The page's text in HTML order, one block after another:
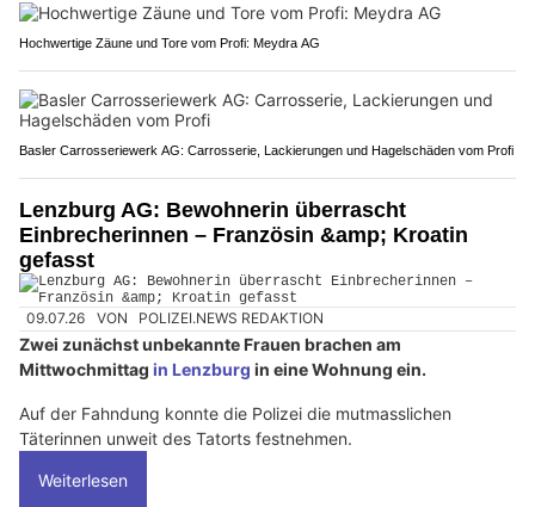
Hochwertige Zäune und Tore vom Profi: Meydra AG
Basler Carrosseriewerk AG: Carrosserie, Lackierungen und Hagelschäden vom Profi
Lenzburg AG: Bewohnerin überrascht
Einbrecherinnen – Französin &amp; Kroatin
gefasst
09.07.26 VON POLIZEI.NEWS REDAKTION
Zwei zunächst unbekannte Frauen brachen am
Mittwochmittag in Lenzburg in eine Wohnung ein.
Auf der Fahndung konnte die Polizei die mutmasslichen
Täterinnen unweit des Tatorts festnehmen.
Weiterlesen